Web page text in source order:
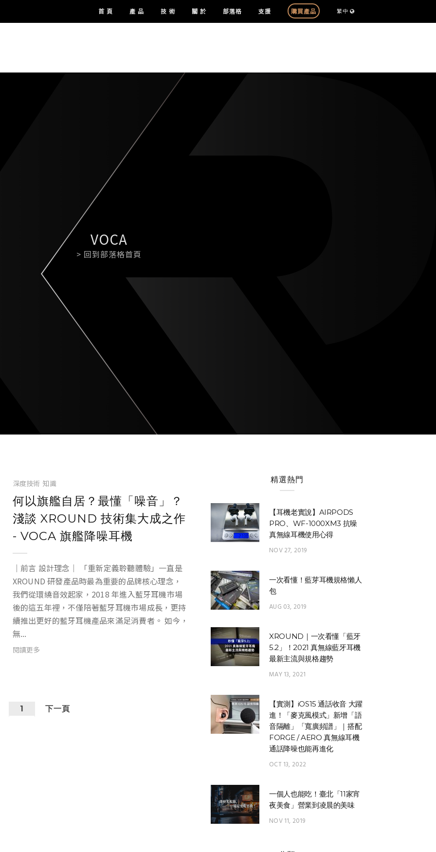
首 頁 產 品 技 術 關 於 部落格 支援 購買產品 繁中
VOCA
> 回到部落格首頁
深度技術 知識
何以旗艦自居？最懂「噪音」？
淺談 XROUND 技術集大成之作
- VOCA 旗艦降噪耳機
｜前言 設計理念｜ 「重新定義聆聽體驗」一直是
XROUND 研發產品時最為重要的品牌核心理念，
我們從環繞音效起家，2018 年進入藍牙耳機市場
後的這五年裡，不僅陪著藍牙耳機市場成長，更持
續推出更好的藍牙耳機產品來滿足消費者。 如今，
無...
閱讀更多
1 下一頁
精選熱門
【耳機老實說】AIRPODS
PRO、WF-1000XM3 抗噪
真無線耳機使用心得
NOV 27, 2019
一次看懂！藍芽耳機規格懶人
包
AUG 03, 2019
XROUND｜一次看懂「藍牙
5.2」！2021 真無線藍牙耳機
最新主流與規格趨勢
MAY 13, 2021
【實測】iOS15 通話收音 大躍
進！「麥克風模式」新增「語
音隔離」「寬廣頻譜」｜搭配
FORGE / AERO 真無線耳機
通話降噪也能再進化
OCT 13, 2022
一個人也能吃！臺北「11家宵
夜美食」營業到凌晨的美味
NOV 11, 2019